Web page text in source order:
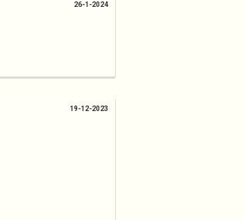
26-1-2024
19-12-2023